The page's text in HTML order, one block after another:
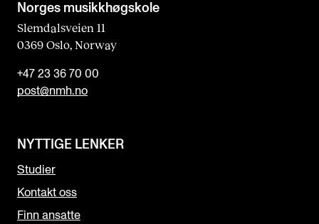
Norges musikk­høgskole
Slemdalsveien 11
0369 Oslo, Norway
+47 23 36 70 00
post@nmh.no
NYTTIGE LENKER
Studier
Kontakt oss
Finn ansatte